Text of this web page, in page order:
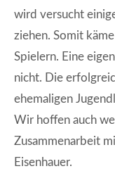
wird versucht
ziehen. Somit
Spielern. Eine
nicht. Die
ehemaligen
Wir hoffen auch
Zusammenarbeit
Eisenhauer.